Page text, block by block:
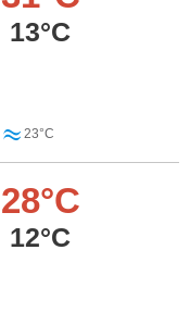
13°C
23°C
28°C
12°C